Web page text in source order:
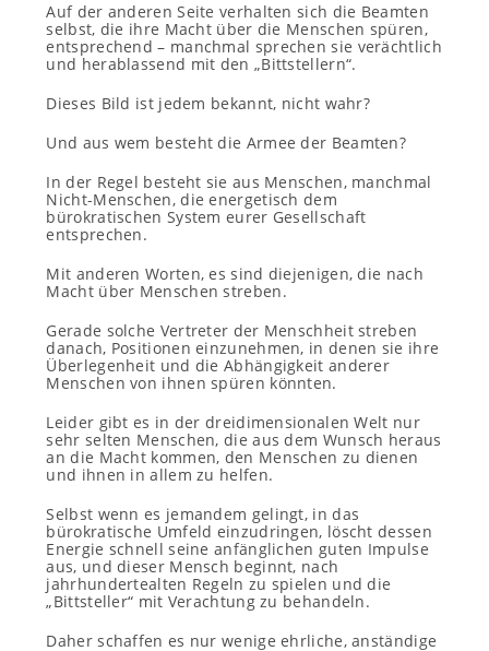
Auf der anderen Seite verhalten sich die Beamten
selbst, die ihre Macht über die Menschen spüren,
entsprechend – manchmal sprechen sie verächtlich
und herablassend mit den „Bittstellern“.
Dieses Bild ist jedem bekannt, nicht wahr?
Und aus wem besteht die Armee der Beamten?
In der Regel besteht sie aus Menschen, manchmal
Nicht-Menschen, die energetisch dem
bürokratischen System eurer Gesellschaft
entsprechen.
Mit anderen Worten, es sind diejenigen, die nach
Macht über Menschen streben.
Gerade solche Vertreter der Menschheit streben
danach, Positionen einzunehmen, in denen sie ihre
Überlegenheit und die Abhängigkeit anderer
Menschen von ihnen spüren könnten.
Leider gibt es in der dreidimensionalen Welt nur
sehr selten Menschen, die aus dem Wunsch heraus
an die Macht kommen, den Menschen zu dienen
und ihnen in allem zu helfen.
Selbst wenn es jemandem gelingt, in das
bürokratische Umfeld einzudringen, löscht dessen
Energie schnell seine anfänglichen guten Impulse
aus, und dieser Mensch beginnt, nach
jahrhundertealten Regeln zu spielen und die
„Bittsteller“ mit Verachtung zu behandeln.
Daher schaffen es nur wenige ehrliche, anständige